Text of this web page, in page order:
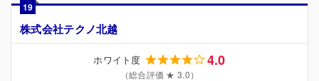
19
株式会社テクノ北越
ホワイト度 4.0
（総合評価 ★ 3.0）